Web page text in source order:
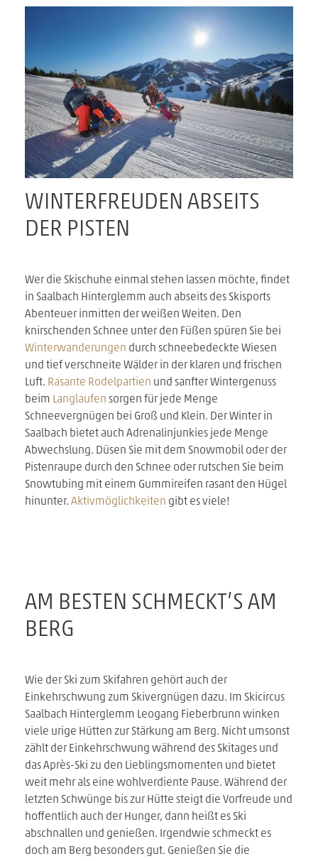
WINTERFREUDEN ABSEITS
DER PISTEN
Wer die Skischuhe einmal stehen lassen möchte, findet
in Saalbach Hinterglemm auch abseits des Skisports
Abenteuer inmitten der weißen Weiten. Den
knirschenden Schnee unter den Füßen spüren Sie bei
Winterwanderungen durch schneebedeckte Wiesen
und tief verschneite Wälder in der klaren und frischen
Luft. Rasante Rodelpartien und sanfter Wintergenuss
beim Langlaufen sorgen für jede Menge
Schneevergnügen bei Groß und Klein. Der Winter in
Saalbach bietet auch Adrenalinjunkies jede Menge
Abwechslung. Düsen Sie mit dem Snowmobil oder der
Pistenraupe durch den Schnee oder rutschen Sie beim
Snowtubing mit einem Gummireifen rasant den Hügel
hinunter. Aktivmöglichkeiten gibt es viele!
AM BESTEN SCHMECKT’S AM
BERG
Wie der Ski zum Skifahren gehört auch der
Einkehrschwung zum Skivergnügen dazu. Im Skicircus
Saalbach Hinterglemm Leogang Fieberbrunn winken
viele urige Hütten zur Stärkung am Berg. Nicht umsonst
zählt der Einkehrschwung während des Skitages und
das Après-Ski zu den Lieblingsmomenten und bietet
weit mehr als eine wohlverdiente Pause. Während der
letzten Schwünge bis zur Hütte steigt die Vorfreude und
hoffentlich auch der Hunger, dann heißt es Ski
abschnallen und genießen. Irgendwie schmeckt es
doch am Berg besonders gut. Genießen Sie die